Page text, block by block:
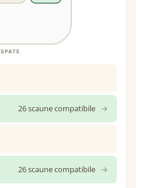
SPATE
26 scaune compatibile →
26 scaune compatibile →